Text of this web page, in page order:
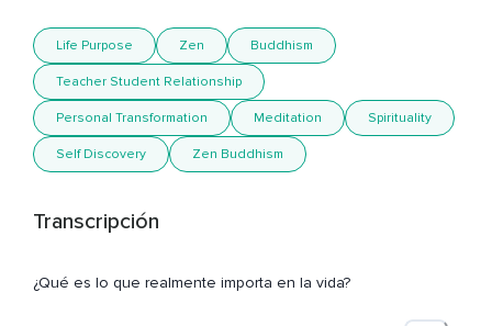
Life Purpose Zen Buddhism
Teacher Student Relationship
Personal Transformation Meditation Spirituality
Self Discovery Zen Buddhism
Transcripción
¿Qué es lo que realmente importa en la vida?